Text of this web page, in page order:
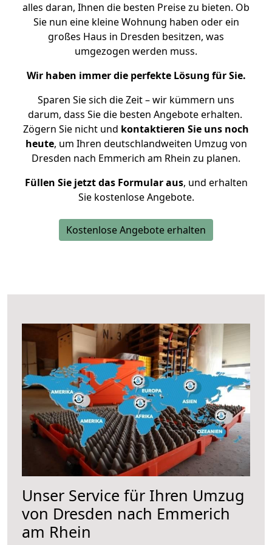
alles daran, Ihnen die besten Preise zu bieten. Ob
Sie nun eine kleine Wohnung haben oder ein
großes Haus in Dresden besitzen, was
umgezogen werden muss.
Wir haben immer die perfekte Lösung für Sie.
Sparen Sie sich die Zeit – wir kümmern uns
darum, dass Sie die besten Angebote erhalten.
Zögern Sie nicht und kontaktieren Sie uns noch
heute, um Ihren deutschlandweiten Umzug von
Dresden nach Emmerich am Rhein zu planen.
Füllen Sie jetzt das Formular aus, und erhalten
Sie kostenlose Angebote.
Kostenlose Angebote erhalten
Unser Service für Ihren Umzug
von Dresden nach Emmerich
am Rhein